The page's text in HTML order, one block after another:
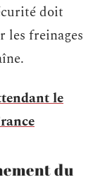
doit
les freinages
le
du